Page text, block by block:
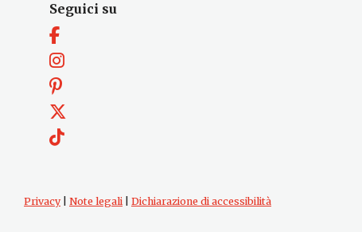
Seguici su
Privacy| Note legali Dichiarazione di accessibilità